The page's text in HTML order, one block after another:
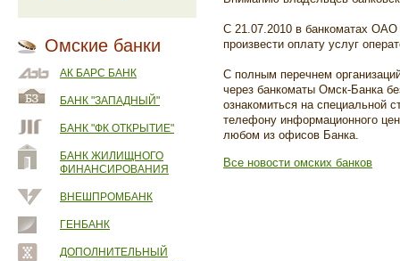
Омские банки
АК БАРС БАНК
БАНК "ЗАПАДНЫЙ"
БАНК "ФК ОТКРЫТИЕ"
БАНК ЖИЛИЩНОГО
ФИНАНСИРОВАНИЯ
ВНЕШПРОМБАНК
ГЕНБАНК
ДОПОЛНИТЕЛЬНЫЙ
С 21.07.2010 в банкоматах
произвести оплату услуг
С полным перечнем
через банкоматы Омск-Банка
ознакомиться на специальной
телефону информационного
любом из офисов Банка.
Все новости омских банков